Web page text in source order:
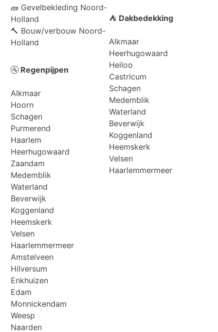
🧱 Gevelbekleding Noord-
Holland
🔨 Bouw/verbouw Noord-
Holland
🚰 Regenpijpen
Alkmaar
Hoorn
Schagen
Purmerend
Haarlem
Heerhugowaard
Zaandam
Medemblik
Waterland
Beverwijk
Koggenland
Heemskerk
Velsen
Haarlemmermeer
Amstelveen
Hilversum
Enkhuizen
Edam
Monnickendam
Weesp
Naarden
⛺ Dakbedekking
Alkmaar
Heerhugowaard
Heiloo
Castricum
Schagen
Medemblik
Waterland
Beverwijk
Koggenland
Heemskerk
Velsen
Haarlemmermeer